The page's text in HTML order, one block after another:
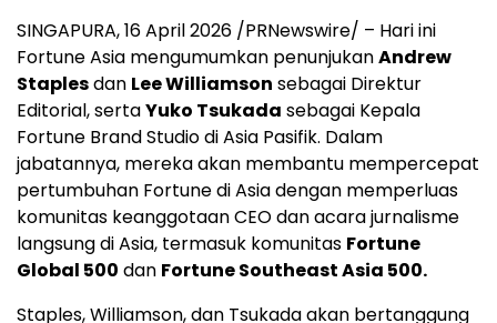
SINGAPURA,16 April 2026 /PRNewswire/ – Hari ini
Fortune Asia mengumumkan penunjukanAndrew
Staplesdan Lee Williamson sebagai Direktur
Editorial, sertaYuko Tsukada sebagai Kepala
Fortune Brand Studio di Asia Pasifik. Dalam
jabatannya, mereka akan membantu mempercepat
pertumbuhan Fortune di Asia dengan memperluas
komunitas keanggotaan CEO dan acara jurnalisme
langsung di Asia, termasuk komunitas Fortune
Global 500 dan Fortune Southeast Asia 500.
Staples, Williamson, dan Tsukada akan bertanggung